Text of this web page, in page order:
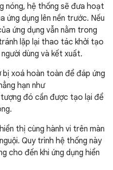
nóng, hệ thống sẽ đưa hoạt
ứng dụng lên nền trước. Nếu
ứng dụng vẫn nằm trong
lặp lại thao tác khởi tạo
dùng và kết xuất.
bị xoá hoàn toàn để đáp ứng
hạn như
đó cần được tạo lại để
thị cùng hành vi trên màn
Quy trình hệ thống này
cho đến khi ứng dụng hiển